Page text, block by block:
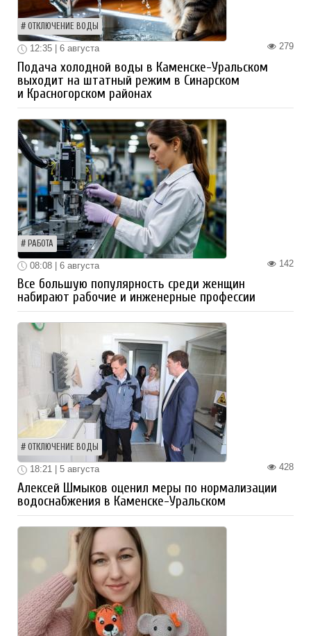
ОТКЛЮЧЕНИЕ ВОДЫ
279
12:35 | 6 августа
Подача холодной воды в Каменске-Уральском
выходит на штатный режим в Синарском
и Красногорском районах
РАБОТА
142
08:08 | 6 августа
Все большую популярность среди женщин
набирают рабочие и инженерные профессии
ОТКЛЮЧЕНИЕ ВОДЫ
428
18:21 | 5 августа
Алексей Шмыков оценил меры по нормализации
водоснабжения в Каменске-Уральском